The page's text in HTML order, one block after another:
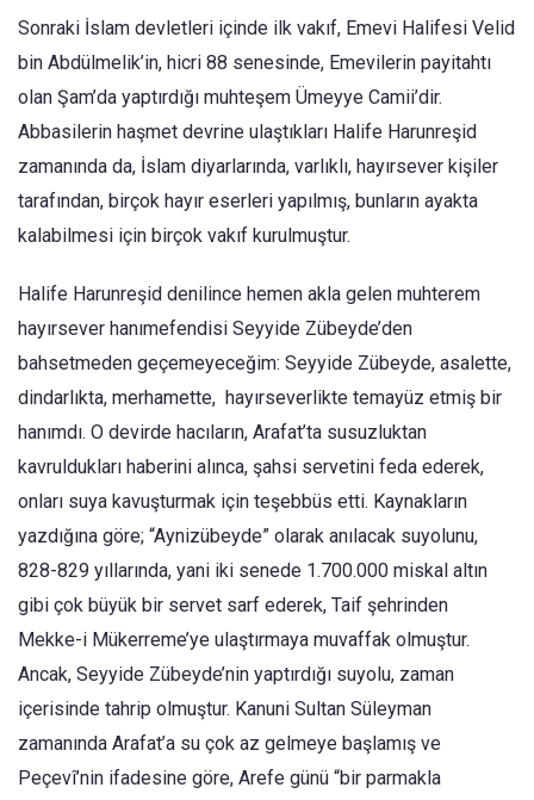
Sonraki İslam devletleri içinde ilk vakıf, Emevi Halifesi Velid
bin Abdülmelik’in, hicri 88 senesinde, Emevilerin payitahtı
olan Şam’da yaptırdığı muhteşem Ümeyye Camii’dir.
Abbasilerin haşmet devrine ulaştıkları Halife Harunreşid
zamanında da, İslam diyarlarında, varlıklı, hayırsever kişiler
tarafından, birçok hayır eserleri yapılmış, bunların ayakta
kalabilmesi için birçok vakıf kurulmuştur.
Halife Harunreşid denilince hemen akla gelen muhterem
hayırsever hanımefendisi Seyyide Zübeyde’den
bahsetmeden geçemeyeceğim: Seyyide Zübeyde, asalette,
dindarlıkta, merhamette, hayırseverlikte temayüz etmiş bir
hanımdı. O devirde hacıların, Arafat’ta susuzluktan
kavruldukları haberini alınca, şahsi servetini feda ederek,
onları suya kavuşturmak için teşebbüs etti. Kaynakların
yazdığına göre; “Aynizübeyde” olarak anılacak suyolunu,
828-829 yıllarında, yani iki senede 1.700.000 miskal altın
gibi çok büyük bir servet sarf ederek, Taif şehrinden
Mekke-i Mükerreme’ye ulaştırmaya muvaffak olmuştur.
Ancak, Seyyide Zübeyde’nin yaptırdığı suyolu, zaman
içerisinde tahrip olmuştur. Kanuni Sultan Süleyman
zamanında Arafat’a su çok az gelmeye başlamış ve
Peçevî’nin ifadesine göre, Arefe günü “bir parmakla